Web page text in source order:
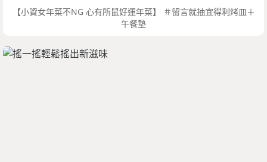
【小資女年菜不NG 心有所鼠好運年菜】 ＃留言就抽宜得利烤皿＋
午餐墊